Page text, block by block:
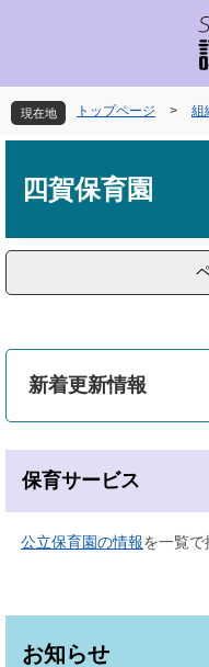
先
頭
を
飛
文
現在地 トップページ > 組
四賀保育園
新着更新情報
保育サービス
公立保育園の情報を一覧で
お知らせ